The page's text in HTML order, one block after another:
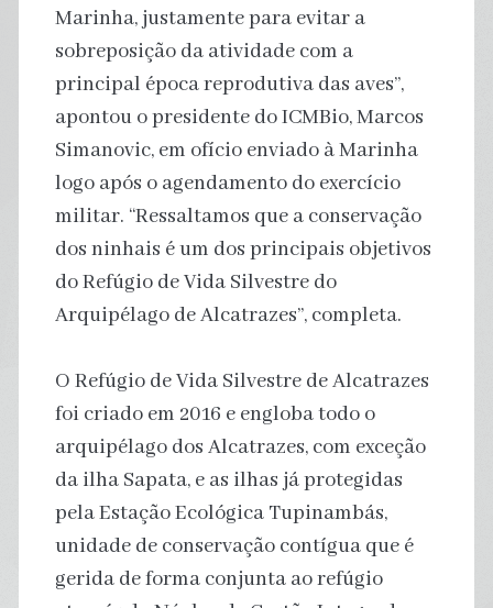
Marinha, justamente para evitar a
sobreposição da atividade com a
principal época reprodutiva das aves”,
apontou o presidente do ICMBio, Marcos
Simanovic, em ofício enviado à Marinha
logo após o agendamento do exercício
militar. “Ressaltamos que a conservação
dos ninhais é um dos principais objetivos
do Refúgio de Vida Silvestre do
Arquipélago de Alcatrazes”, completa.
O Refúgio de Vida Silvestre de Alcatrazes
foi criado em 2016 e engloba todo o
arquipélago dos Alcatrazes, com exceção
da ilha Sapata, e as ilhas já protegidas
pela Estação Ecológica Tupinambás,
unidade de conservação contígua que é
gerida de forma conjunta ao refúgio